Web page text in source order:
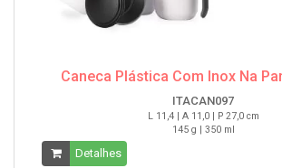
Caneca Plástica Com Inox Na
ITACAN097
L 11,4 | A 11,0 | P 27,0 cm
145 g | 350 ml
Detalhes